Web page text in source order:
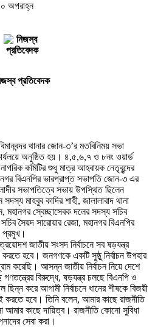
অপরাহ্ন
প্রতিবেদক
থানার জোন-৩’র মতবিনিময় সভা
অনুষ্ঠিত হয়। ৪,৫,৬,৭ ও ৮নং ওয়ার্ড
কমিটির শুধু মাত্র আহবায়ক নেতৃবৃন্দের
বিএনপির ভারপ্রাপ্ত সভাপতি জোন-৩ এর
সভাপতিত্বে সভায় উপস্থিত ছিলেন
মাহবুব কাদির শাহী, জালালাবাদ থানা
মহানগর স্বেচ্ছাসেবক দলের সদস্য সচিব
সৈয়দ সারোয়ার রেজা, মহানগর বিএনপির
প্রমুখ।
জাতীয় সংসদ নির্বাচনে সব ষড়যন্ত্র
করতে হবে। জনগণকে একটি সুষ্ঠু নির্বাচন উপহার
করেছি। আসন্ন জাতীয় নির্বাচন নিয়ে দেশে
বিরুদ্ধে, ষড়যন্ত্র চলছে বিএনপি ও
ছিন্ন করে আগামী নির্বাচনে ধানের শীষকে বিজয়ী
হবে। তিনি বলেন, আমার কাছে রাজনীতি
আমার কাছে দায়িত্ব। রাজনীতি কোনো সুবিধা
সেবা করা।